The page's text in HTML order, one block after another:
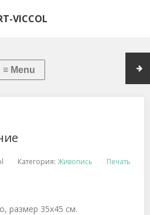
VICCOL
Категория: Живопись
Печать
размер 35x45 см.